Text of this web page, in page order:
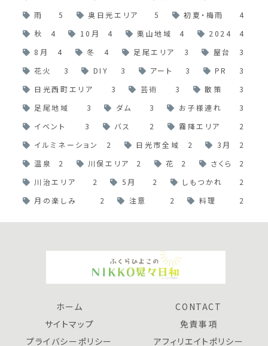
雨
5 奥日光エリア 5 初夏・梅雨
4
秋
4 10月 4 栗山地域 4 2024
4
8月
4 冬 4 足尾エリア 3 屋台
3
花火
3 DIY 3 アート 3 PR
3
日光西町エリア
3 芸術 3 散策
3
足尾地域
3 ダム 3 お子様連れ
3
イベント
3 バス 2 霧降エリア
2
イルミネーション
2 日光市全域 2 3月
2
温泉
2 川俣エリア 2 花 2 さくら
2
川治エリア
2 5月 2 しもつかれ
2
月の楽しみ
2 注意 2 料理 2
ホーム
CONTACT
サイトマップ
免責事項
プライバシーポリシー
アフィリエイトポリシー